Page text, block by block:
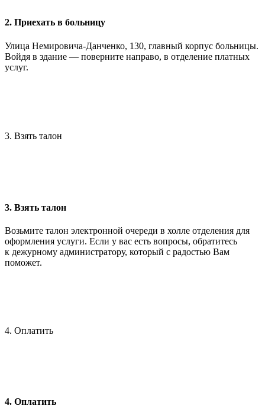
2. Приехать в больницу
Улица Немировича-Данченко, 130, главный корпус больницы.
Войдя в здание — поверните направо, в отделение платных
услуг.
3. Взять талон
3. Взять талон
Возьмите талон электронной очереди в холле отделения для
оформления услуги. Если у вас есть вопросы, обратитесь
к дежурному администратору, который с радостью Вам
поможет.
4. Оплатить
4. Оплатить